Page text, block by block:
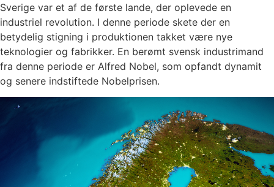
Sverige var et af de første lande, der oplevede en
industriel revolution. I denne periode skete der en
betydelig stigning i produktionen takket være nye
teknologier og fabrikker. En berømt svensk industrimand
fra denne periode er Alfred Nobel, som opfandt dynamit
og senere indstiftede Nobelprisen.